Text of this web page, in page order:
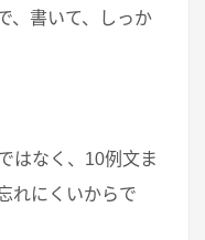
、書いて、しっか
はなく、10例文ま
れにくいからで